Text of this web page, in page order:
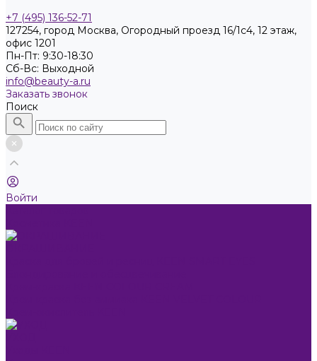
+7 (495) 136-52-71
127254, город Москва, Огородный проезд 16/1с4, 12 этаж,
офис 1201
Пн-Пт: 9:30-18:30
Cб-Вс: Выходной
info@beauty-a.ru
Заказать звонок
Поиск
Войти